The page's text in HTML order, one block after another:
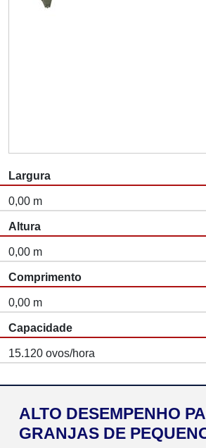
Largura
0,00 m
Altura
0,00 m
Comprimento
0,00 m
Capacidade
15.120 ovos/hora
ALTO DESEMPENHO
GRANJAS DE